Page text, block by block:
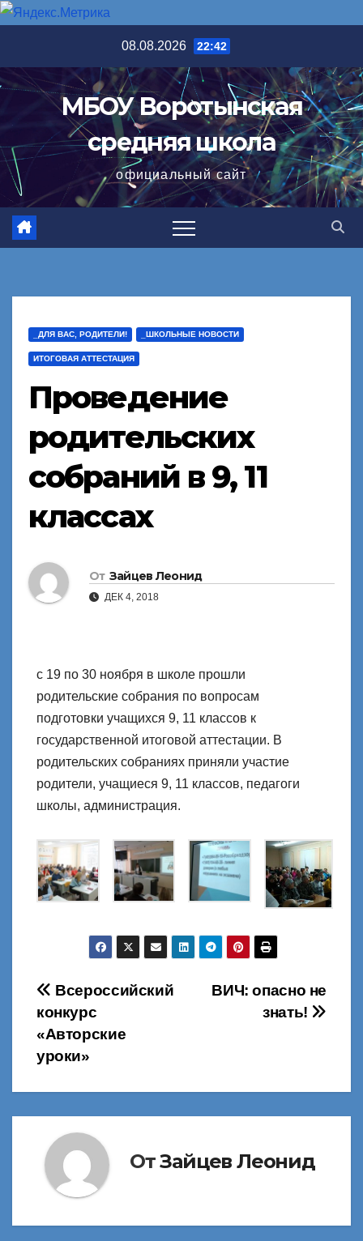
содержимому
08.08.2026 22:42
МБОУ Воротынская
средняя школа
официальный сайт
_ДЛЯ ВАС, РОДИТЕЛИ! _ШКОЛЬНЫЕ НОВОСТИ
ИТОГОВАЯ АТТЕСТАЦИЯ
Проведение
родительских
собраний в 9, 11
классах
От Зайцев Леонид
ДЕК 4, 2018
с 19 по 30 ноября в школе прошли
родительские собрания по вопросам
подготовки учащихся 9, 11 классов к
государственной итоговой аттестации. В
родительских собраниях приняли участие
родители, учащиеся 9, 11 классов, педагоги
школы, администрация.
Навигация
по
записям
ВИЧ: опасно не
знать!
Всероссийский
конкурс
«Авторские
уроки»
ОтЗайцев Леонид